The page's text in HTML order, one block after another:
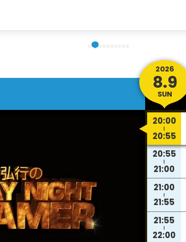
2026
8.9
SUN
20:00
20:55
20:55
21:00
21:00
21:55
21:55
22:00